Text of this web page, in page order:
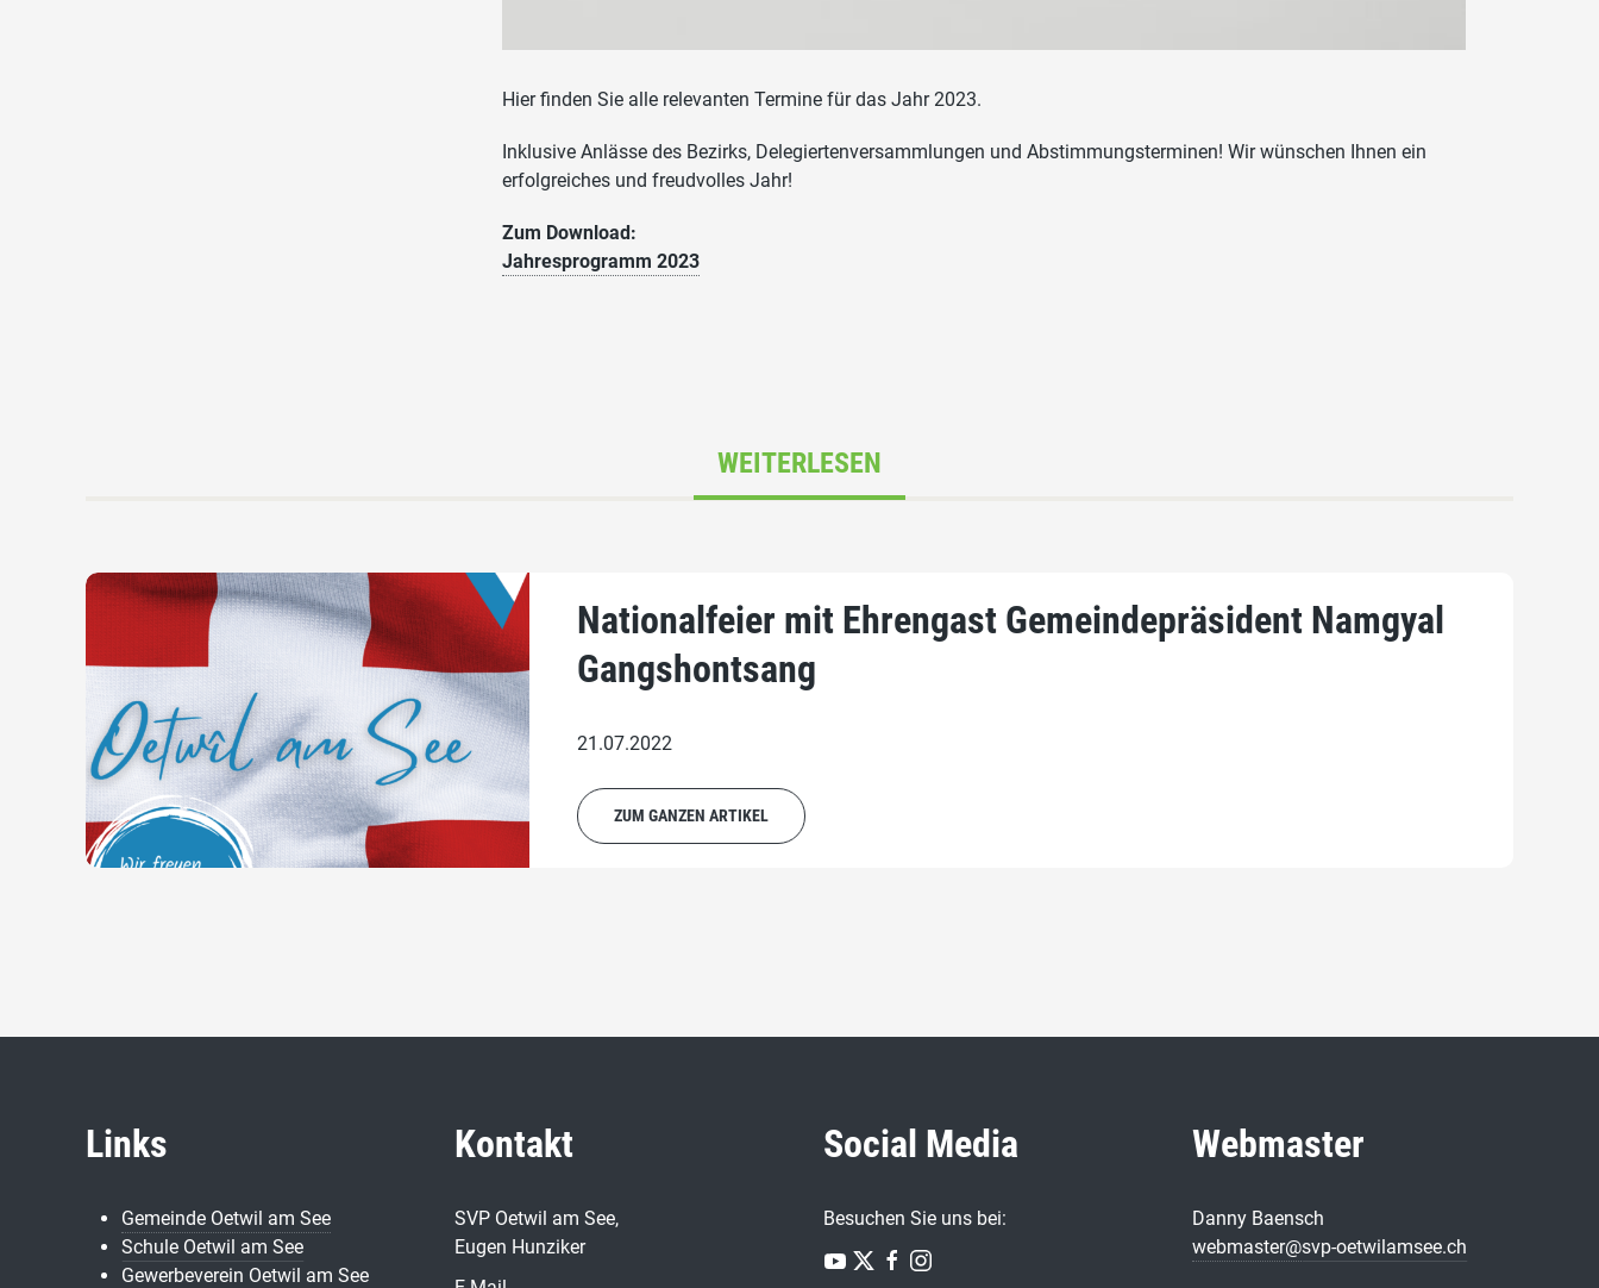
Hier finden Sie alle relevanten Termine für das Jahr 2023.
Inklusive Anlässe des Bezirks, Delegiertenversammlungen und Abstimmungsterminen! Wir wünschen Ihnen ein
erfolgreiches und freudvolles Jahr!
Zum Download:
Jahresprogramm 2023
WEITERLESEN
Nationalfeier mit Ehrengast Gemeindepräsident Namgyal
Gangshontsang
21.07.2022
ZUM GANZEN ARTIKEL
Links
Gemeinde Oetwil am See
Schule Oetwil am See
Gewerbeverein Oetwil am See
Kontakt
SVP Oetwil am See,
Eugen Hunziker
Social Media
Besuchen Sie uns bei:
Webmaster
Danny Baensch
webmaster@svp-oetwilamsee.ch